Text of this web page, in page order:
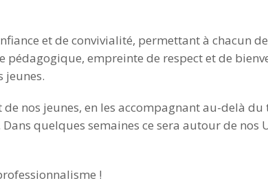
et de convivialité, permettant à chacun
empreinte de respect et de
jeunes.
nos jeunes, en les accompagnant au-delà
quelques semaines ce sera autour de nos
!